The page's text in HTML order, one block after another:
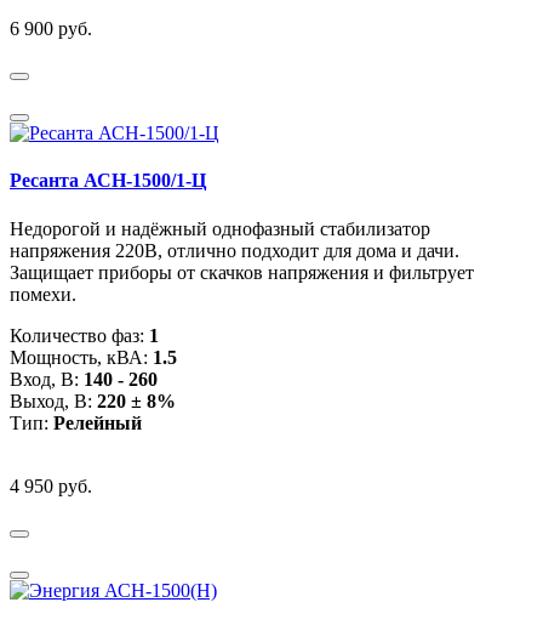
6 900 руб.
Ресанта АСН-1500/1-Ц
Недорогой и надёжный однофазный стабилизатор
напряжения 220В, отлично подходит для дома и дачи.
Защищает приборы от скачков напряжения и фильтрует
помехи.
Количество фаз: 1
Мощность, кВА: 1.5
Вход, В: 140 - 260
Выход, В: 220 ± 8%
Тип: Релейный
4 950 руб.